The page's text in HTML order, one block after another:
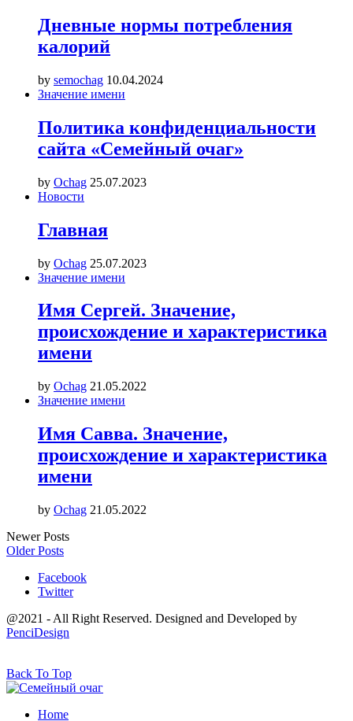
Дневные нормы потребления
калорий
by semochag 10.04.2024
Значение имени
Политика конфиденциальности
сайта «Семейный очаг»
by Ochag 25.07.2023
Новости
Главная
by Ochag 25.07.2023
Значение имени
Имя Сергей. Значение,
происхождение и характеристика
имени
by Ochag 21.05.2022
Значение имени
Имя Савва. Значение,
происхождение и характеристика
имени
by Ochag 21.05.2022
Newer Posts
Older Posts
Facebook
Twitter
@2021 - All Right Reserved. Designed and Developed by
PenciDesign
Back To Top
Home